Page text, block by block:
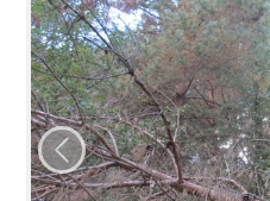
Папярэдні слайд